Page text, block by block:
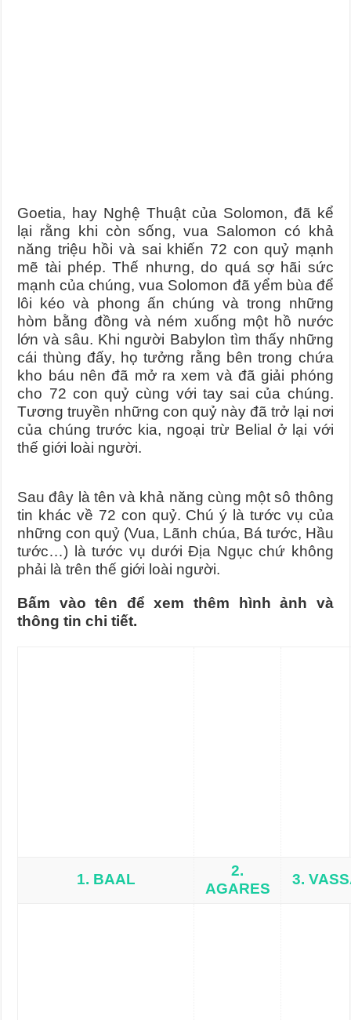
Goetia, hay Nghệ Thuật của Solomon, đã kể
lại rằng khi còn sống, vua Salomon có khả
năng triệu hồi và sai khiến 72 con quỷ mạnh
mẽ tài phép. Thế nhưng, do quá sợ hãi sức
mạnh của chúng, vua Solomon đã yểm bùa để
lôi kéo và phong ấn chúng và trong những
hòm bằng đồng và ném xuống một hồ nước
lớn và sâu. Khi người Babylon tìm thấy những
cái thùng đấy, họ tưởng rằng bên trong chứa
kho báu nên đã mở ra xem và đã giải phóng
cho 72 con quỷ cùng với tay sai của chúng.
Tương truyền những con quỷ này đã trở lại nơi
của chúng trước kia, ngoại trừ Belial ở lại với
thế giới loài người.
Sau đây là tên và khả năng cùng một sô thông
tin khác về 72 con quỷ. Chú ý là tước vụ của
những con quỷ (Vua, Lãnh chúa, Bá tước, Hầu
tước…) là tước vụ dưới Địa Ngục chứ không
phải là trên thế giới loài người.
Bấm vào tên để xem thêm hình ảnh và
thông tin chi tiết.
1. BAAL
2.
AGARES
3.